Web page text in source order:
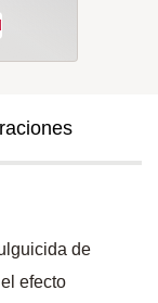
de
efecto